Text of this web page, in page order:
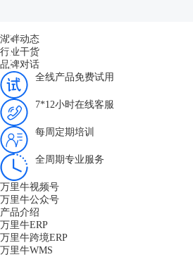
湖畔动态
行业干货
品牌对话
全线产品免费试用
7*12小时在线客服
每周定期培训
全周期专业服务
万里牛视频号
万里牛公众号
产品介绍
万里牛ERP
万里牛跨境ERP
万里牛WMS